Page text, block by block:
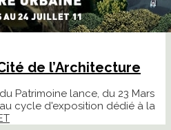
de l’Architecture
Patrimoine lance, du 23 Mars
cycle d'exposition dédié à la